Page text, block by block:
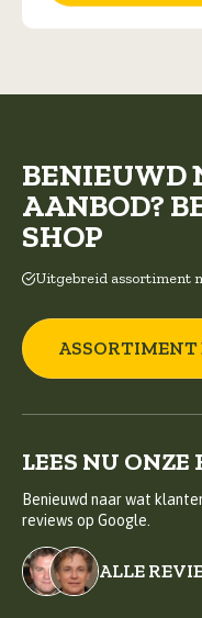
BENIEUWD
AANBOD?
SHOP
Uitgebreid assortiment
ASSORTIMENT
LEES NU ONZE
Benieuwd naar wat
reviews op Google.
ALLE